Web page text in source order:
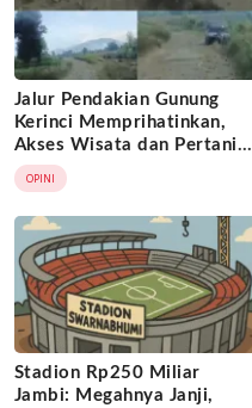
Jalur Pendakian Gunung
Kerinci Memprihatinkan,
Akses Wisata dan Pertanian
Terganggu
OPINI
Stadion Rp250 Miliar
Jambi: Megahnya Janji,